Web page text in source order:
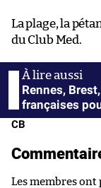
La plage, la
du Club Med.
Rennes,
françaises
CB
Les membres ont